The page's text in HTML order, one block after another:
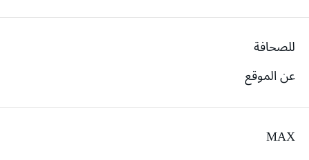
للصحافة
عن الموقع
MAX